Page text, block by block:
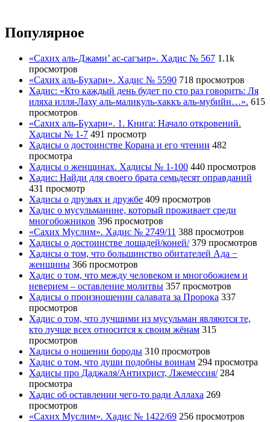
Популярное
«Сахих аль-Джами’ ас-сагъир». Хадис № 567 1.1k
просмотров
«Сахих аль-Бухари». Хадис № 5590 718 просмотров
Хадис: «Кто каждый день будет по сто раз говорить: Ля
иляха илля-Лаху аль-маликуль-хаккъ аль-мубийн…». 615
просмотров
«Сахих аль-Бухари». 1. Книга: Начало откровений.
Хадисы № 1-7 491 просмотр
Хадисы о достоинстве Корана и его чтении 482
просмотра
Хадисы о женщинах. Хадисы № 1-100 440 просмотров
Хадис: Найди для своего брата семьдесят оправданий
431 просмотр
Хадисы о друзьях и дружбе 409 просмотров
Хадис о мусульманине, который проживает среди
многобожников 396 просмотров
«Сахих Муслим». Хадис № 2749/11 388 просмотров
Хадисы о достоинстве лошадей/коней/ 379 просмотров
Хадисы о том, что большинство обитателей Ада −
женщины 366 просмотров
Хадис о том, что между человеком и многобожием и
неверием – оставление молитвы 357 просмотров
Хадисы о произношении салавата за Пророка 337
просмотров
Хадис о том, что лучшими из мусульман являются те,
кто лучше всех относится к своим жёнам 315
просмотров
Хадисы о ношении бороды 310 просмотров
Хадис о том, что души подобны воинам 294 просмотра
Хадисы про Даджаля/Антихрист, Лжемессия/ 284
просмотра
Хадис об оставлении чего-то ради Аллаха 269
просмотров
«Сахих Муслим». Хадис № 1422/69 256 просмотров